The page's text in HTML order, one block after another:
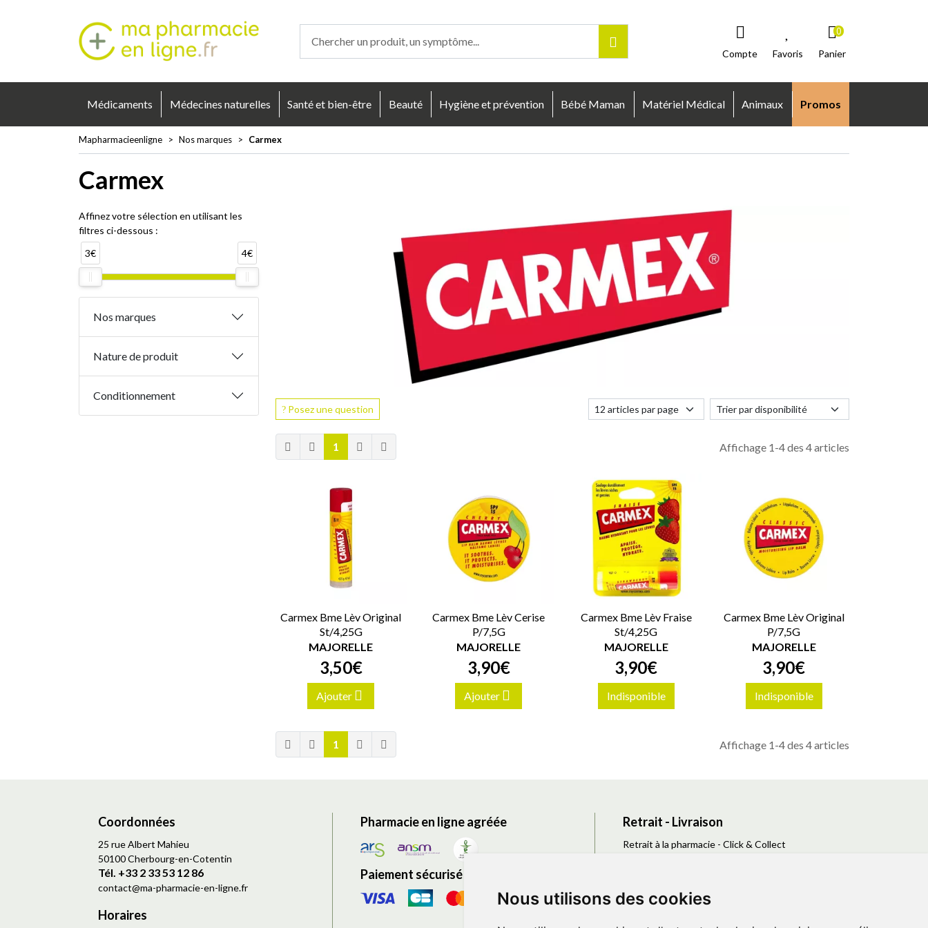
Nous utilisons des cookies
Compte Favoris Panier
0
Médicaments Médecines naturelles Santé et bien-être Beauté Hygiène et prévention Bébé Maman Matériel Médical Animaux Promos
Mapharmacieenligne Nos marques Carmex
Carmex
Posez une question
Affichage 1-4 des 4 articles
1
Carmex Bme Lèv Original
St/4,25G
MAJORELLE
3,50€
Ajouter
Carmex Bme Lèv Cerise
P/7,5G
MAJORELLE
3,90€
Ajouter
Carmex Bme Lèv Fraise
St/4,25G
MAJORELLE
3,90€
Indisponible
Carmex Bme Lèv Original
P/7,5G
MAJORELLE
3,90€
Indisponible
Affichage 1-4 des 4 articles
1
Affinez votre sélection en utilisant les
filtres ci-dessous :
3€
4€
Nos marques
Nature de produit
Conditionnement
Coordonnées
25 rue Albert Mahieu
50100 Cherbourg-en-Cotentin
Tél. +33 2 33 53 12 86
contact@ma-pharmacie-en-ligne.fr
Horaires
Pharmacie en ligne agréée
Paiement sécurisé
Retrait - Livraison
Retrait à la pharmacie - Click & Collect